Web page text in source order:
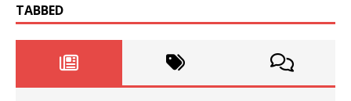
TABBED